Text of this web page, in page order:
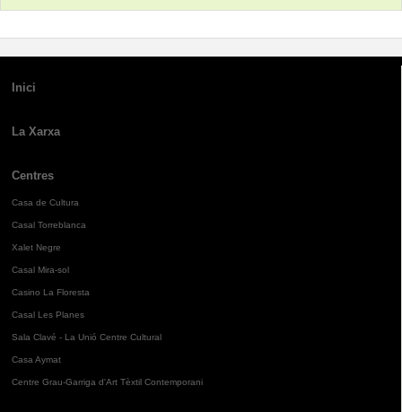
Inici
La Xarxa
Centres
Casa de Cultura
Casal Torreblanca
Xalet Negre
Casal Mira-sol
Casino La Floresta
Casal Les Planes
Sala Clavé - La Unió Centre Cultural
Casa Aymat
Centre Grau-Garriga d'Art Tèxtil Contemporani